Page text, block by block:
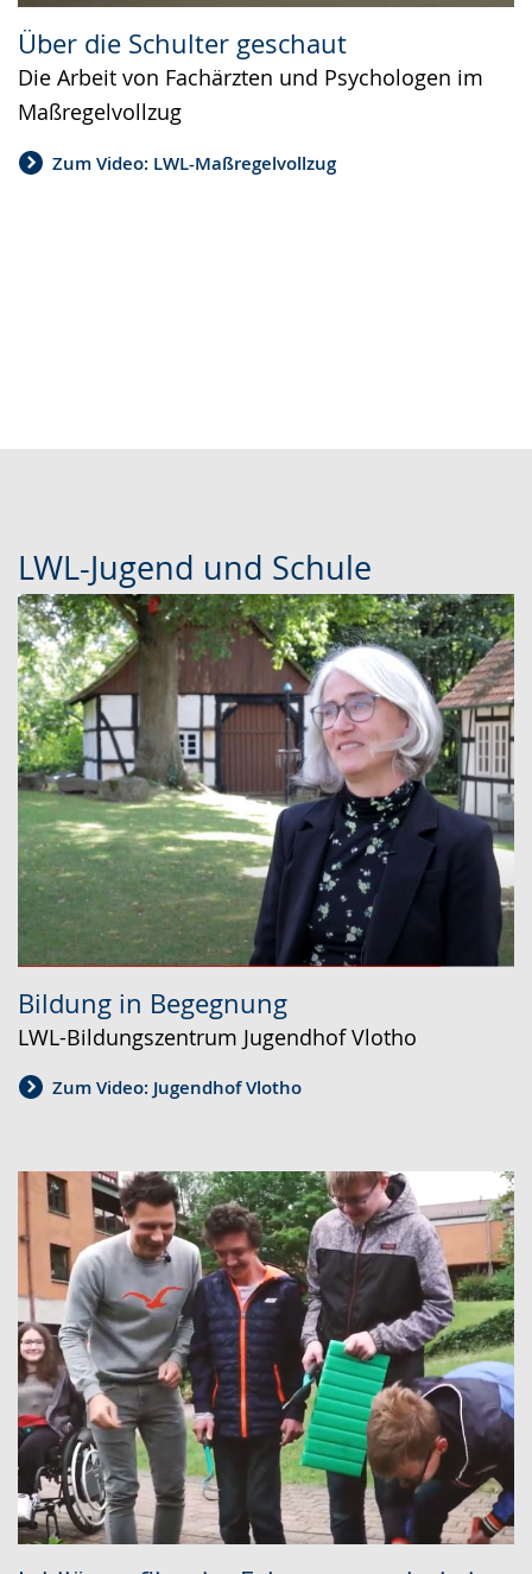
Über die Schulter geschaut
Die Arbeit von Fachärzten und Psychologen im
Maßregelvollzug
Zum Video: LWL-Maßregelvollzug
LWL-Jugend und Schule
Bildung in Begegnung
LWL-Bildungszentrum Jugendhof Vlotho
Zum Video: Jugendhof Vlotho